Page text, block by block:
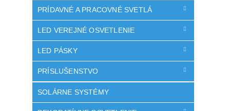
PRÍDAVNÉ A PRACOVNÉ SVETLÁ
LED VEREJNÉ OSVETLENIE
LED PÁSKY
PRÍSLUŠENSTVO
SOLÁRNE SYSTÉMY